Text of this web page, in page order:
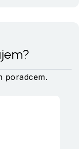
poradcem.